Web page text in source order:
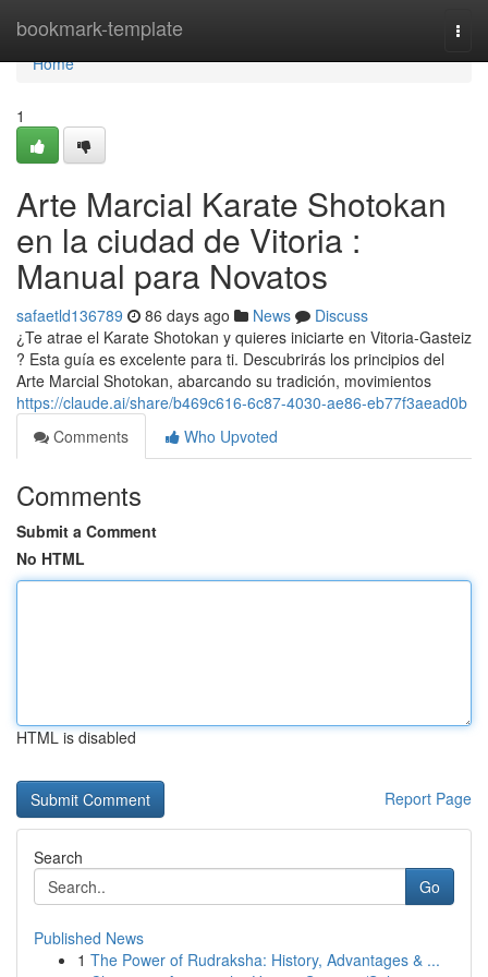
bookmark-template
Home
Home
1
Arte Marcial Karate Shotokan
en la ciudad de Vitoria :
Manual para Novatos
safaetld136789 86 days ago News
Discuss
¿Te atrae el Karate Shotokan y quieres iniciarte en Vitoria-Gasteiz
? Esta guía es excelente para ti. Descubrirás los principios del
Arte Marcial Shotokan, abarcando su tradición, movimientos
https://claude.ai/share/b469c616-6c87-4030-ae86-eb77f3aead0b
Comments
Who Upvoted
Comments
Submit a Comment
No HTML
HTML is disabled
Report Page
Search
Go
Published News
1 The Power of Rudraksha: History, Advantages & ...